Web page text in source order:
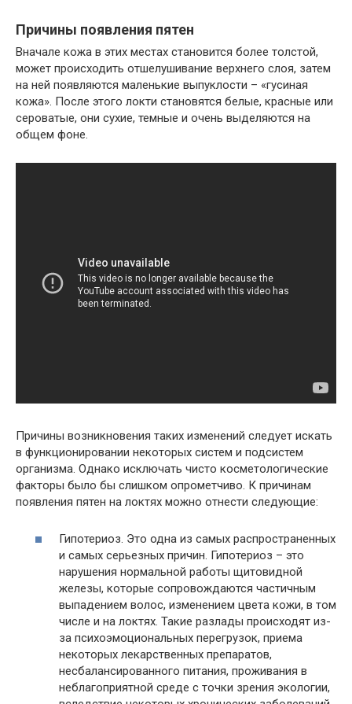
Причины появления пятен
Вначале кожа в этих местах становится более толстой,
может происходить отшелушивание верхнего слоя, затем
на ней появляются маленькие выпуклости – «гусиная
кожа». После этого локти становятся белые, красные или
сероватые, они сухие, темные и очень выделяются на
общем фоне.
Причины возникновения таких изменений следует искать
в функционировании некоторых систем и подсистем
организма. Однако исключать чисто косметологические
факторы было бы слишком опрометчиво. К причинам
появления пятен на локтях можно отнести следующие:
Гипотериоз. Это одна из самых распространенных
и самых серьезных причин. Гипотериоз – это
нарушения нормальной работы щитовидной
железы, которые сопровождаются частичным
выпадением волос, изменением цвета кожи, в том
числе и на локтях. Такие разлады происходят из-
за психоэмоциональных перегрузок, приема
некоторых лекарственных препаратов,
несбалансированного питания, проживания в
неблагоприятной среде с точки зрения экологии,